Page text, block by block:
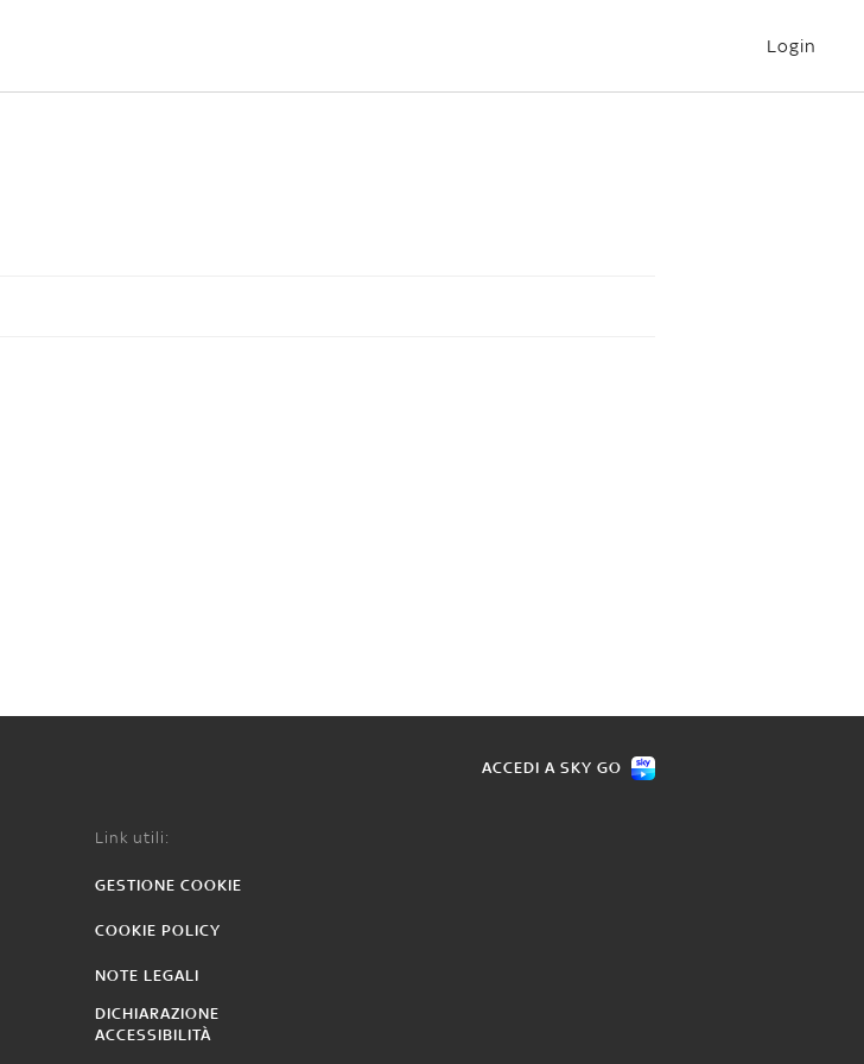
Login
ACCEDI A SKY GO
Link utili:
GESTIONE COOKIE
COOKIE POLICY
NOTE LEGALI
DICHIARAZIONE
ACCESSIBILITÀ